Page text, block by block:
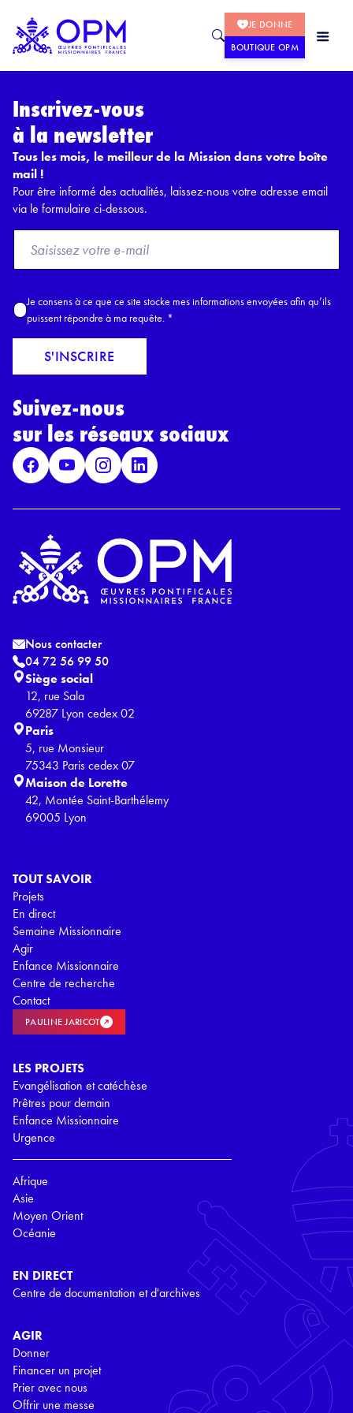
JE DONNE
BOUTIQUE OPM
Inscrivez-vous
à la newsletter
Tous les mois, le meilleur de la Mission dans votre boîte
mail !
Pour être informé des actualités, laissez-nous votre adresse email
via le formulaire ci-dessous.
o
E
a
l
A
c
c
r
R
P
D
*
Je consens à ce que ce site stocke mes informations envoyées afin qu’ils
puissent répondre à ma requête. *
S'INSCRIRE
Suivez-nous
sur les réseaux sociaux
TOUT SAVOIR
Projets
En direct
Semaine Missionnaire
Agir
Enfance Missionnaire
Centre de recherche
Contact
PAULINE JARICOT
LES PROJETS
Evangélisation et catéchèse
Prêtres pour demain
Enfance Missionnaire
Urgence
Afrique
Asie
Moyen Orient
Océanie
EN DIRECT
Centre de documentation et d'archives
AGIR
Donner
Financer un projet
Prier avec nous
Offrir une messe
Nous contacter
04 72 56 99 50
Siège social
12, rue Sala
69287 Lyon cedex 02
Paris
5, rue Monsieur
75343 Paris cedex 07
Maison de Lorette
42, Montée Saint-Barthélemy
69005 Lyon